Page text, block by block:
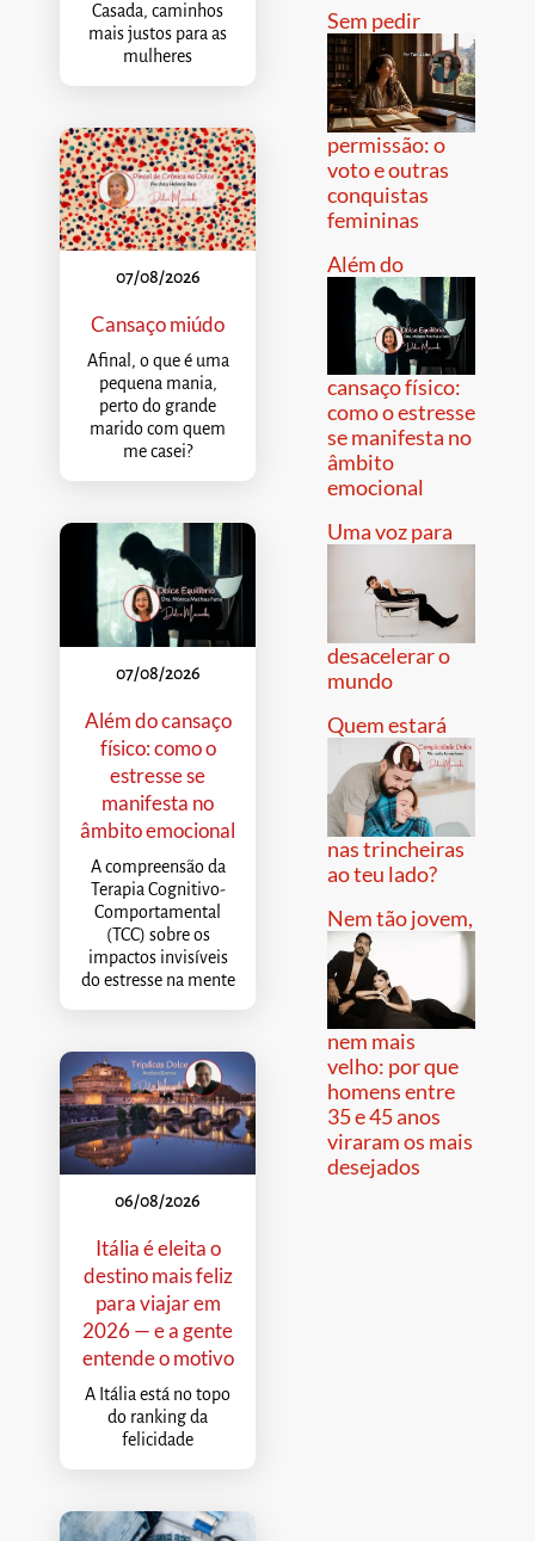
Casada, caminhos
mais justos para as
mulheres
07/08/2026
Cansaço miúdo
Afinal, o que é uma
pequena mania,
perto do grande
marido com quem
me casei?
07/08/2026
Além do cansaço
físico: como o
estresse se
manifesta no
âmbito emocional
A compreensão da
Terapia Cognitivo-
Comportamental
(TCC) sobre os
impactos invisíveis
do estresse na mente
06/08/2026
Itália é eleita o
destino mais feliz
para viajar em
2026 — e a gente
entende o motivo
A Itália está no topo
do ranking da
felicidade
Sem pedir
permissão: o
voto e outras
conquistas
femininas
Além do
cansaço físico:
como o estresse
se manifesta no
âmbito
emocional
Uma voz para
desacelerar o
mundo
Quem estará
nas trincheiras
ao teu lado?
Nem tão jovem,
nem mais
velho: por que
homens entre
35 e 45 anos
viraram os mais
desejados